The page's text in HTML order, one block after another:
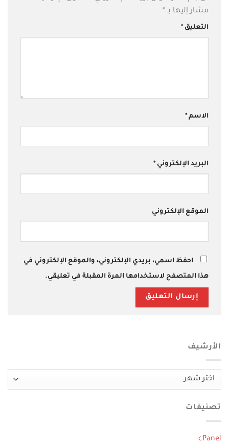
مشار إليها بـ *
التعليق *
الاسم *
البريد الإلكتروني*
الموقع الإلكتروني
احفظ اسمي، بريدي الإلكتروني، والموقع الإلكتروني في
هذا المتصفح لاستخدامها المرة المقبلة في تعليقي.
الأرشيف
الأرشيف
تصنيفات
cPanel